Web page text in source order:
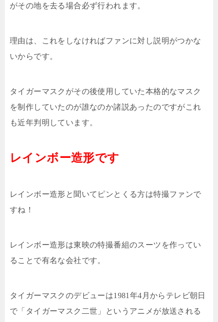
がその地を去る場合必ず行われます。
理由は、これをしなければファンに対し説明がつかな
いからです。
タイガーマスクがその後使用していた本格的なマスク
を制作していたのが誰なのか諸説あったのですがこれ
も近年判明しています。
レインボー造形です
レインボー造形と聞いてピンとくる方は特撮ファンで
すね！
レインボー造形は東映の特撮番組のスーツを作ってい
ることで有名な会社です。
タイガーマスクのデビューは1981 年4 月からテレビ朝日
で「タイガーマスク二世」というアニメが放送される